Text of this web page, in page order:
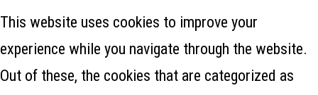
This website uses cookies to improve your
experience while you navigate through the website.
Out of these, the cookies that are categorized as